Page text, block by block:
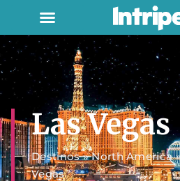
Las Vegas
Destinos»North America
Vegas